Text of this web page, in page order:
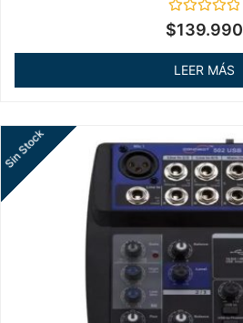
Valorado
en
$139.990
LEER MÁS
Sin Stock